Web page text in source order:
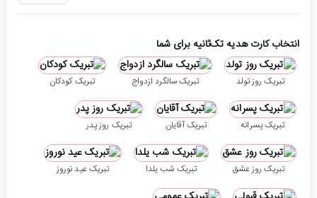
انتخاب کارت هدیه تک‌ثانیه برای شما
تبریک روز تولد تبریک سالگرد ازدواج تبریک کودکان
تبریک پسرانه تبریک آقایان تبریک روز پدر
تبریک روز عشق تبریک شب یلدا تبریک عید نوروز